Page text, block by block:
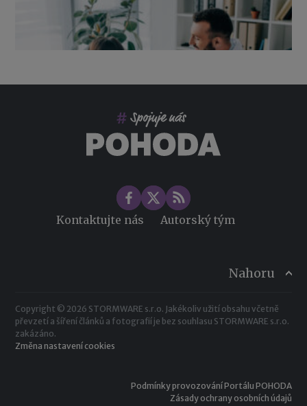
Kontaktujte nás Autorský tým
Nahoru
Copyright © 2026 STORMWARE s.r.o. Jakékoliv užití obsahu včetně
převzetí a šíření článků a fotografií je bez souhlasu STORMWARE s.r.o.
zakázáno.
Změna nastavení cookies
Podmínky provozování Portálu POHODA
Zásady ochrany osobních údajů